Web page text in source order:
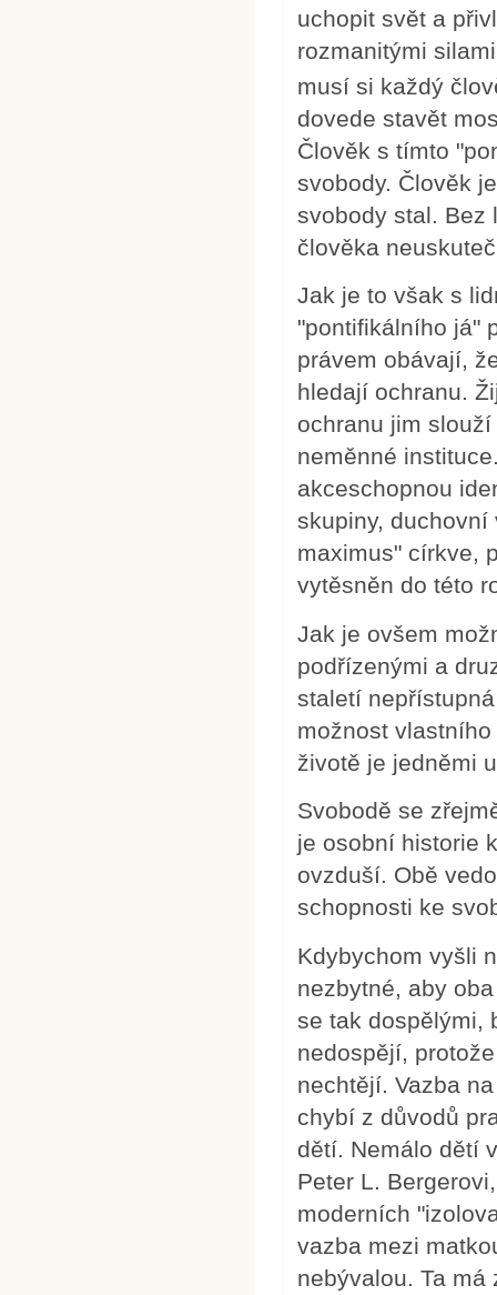
uchopit svět a
rozmanitými
musí si každý
dovede stavět
Člověk s tímto
svobody. Člověk
svobody stal. Bez
člověka
Jak je to však s
"pontifikálního já"
právem obávají,
hledají ochranu.
ochranu jim
neměnné
akceschopnou
skupiny, duchovní
maximus" církve,
vytěsněn do této
Jak je ovšem
podřízenými a
staletí
možnost
životě je jedněmi
Svobodě se
je osobní historie
ovzduší. Obě
schopnosti ke
Kdybychom vyšli
nezbytné, aby
se tak dospělými,
nedospějí,
nechtějí. Vazba
chybí z důvodů
dětí. Nemálo dětí
Peter L.
moderních
vazba mezi
nebývalou. Ta